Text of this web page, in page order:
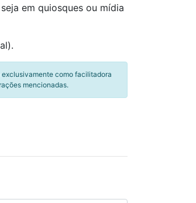
em quiosques ou mídia
como facilitadora
mencionadas.